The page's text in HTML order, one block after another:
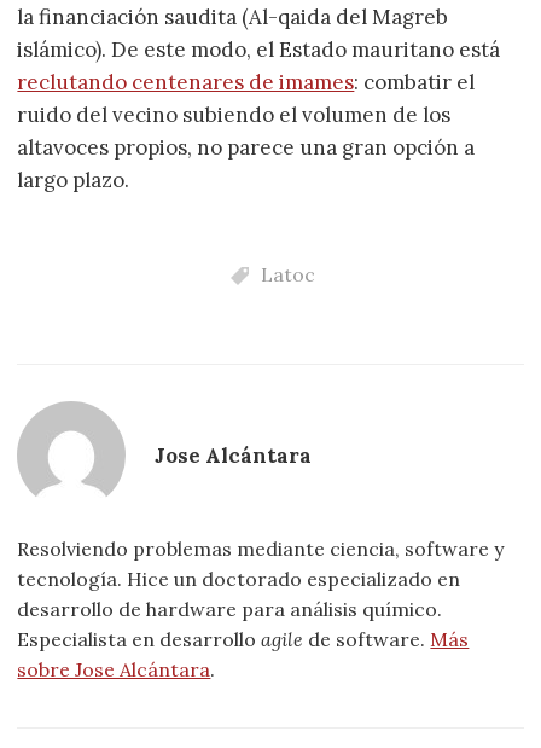
la financiación saudita (Al-qaida del Magreb
islámico). De este modo, el Estado mauritano está
reclutando centenares de imames: combatir el
ruido del vecino subiendo el volumen de los
altavoces propios, no parece una gran opción a
largo plazo.
Latoc
Jose Alcántara
Resolviendo problemas mediante ciencia, software y
tecnología. Hice un doctorado especializado en
desarrollo de hardware para análisis químico.
Especialista en desarrolloagile de software. Más
sobre Jose Alcántara.